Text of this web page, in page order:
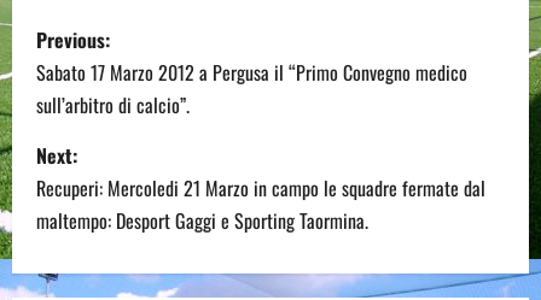
P
o
s
t
n
a
Previous:
Sabato 17 Marzo 2012 a Pergusa il “Primo Convegno medico
sull’arbitro di calcio”.
Next:
Recuperi: Mercoledi 21 Marzo in campo le squadre fermate dal
maltempo: Desport Gaggi e Sporting Taormina.